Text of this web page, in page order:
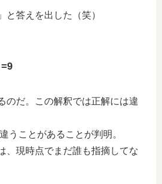
答えを出した（笑）
だ。この解釈では正解には違
うことがあることが判明。
、現時点でまだ誰も指摘してな